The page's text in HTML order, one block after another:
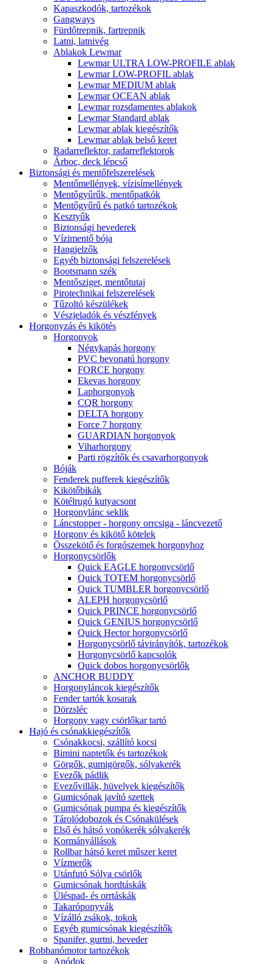
Kapaszkodók, tartozékok
Gangways
Fürdőtrepnik, fartrepnik
Latni, latnivég
Ablakok Lewmar
Lewmar ULTRA LOW-PROFILE ablak
Lewmar LOW-PROFIL ablak
Lewmar MEDIUM ablak
Lewmar OCEAN ablak
Lewmar rozsdamentes ablakok
Lewmar Standard ablak
Lewmar ablak kiegészítők
Lewmar ablak belső keret
Radarreflektor, radarreflektorok
Árboc, deck lépcső
Biztonsági és mentőfelszerelések
Mentőmellények, vízisímellények
Mentőgyűrűk, mentőpatkók
Mentőgyűrű és patkó tartozékok
Kesztyűk
Biztonsági hevederek
Vízimentő bója
Hangjelzők
Egyéb biztonsági felszerelések
Bootsmann szék
Mentősziget, mentőtutaj
Pirotechnikai felszerelések
Tűzoltó készülékek
Vészjeladók és vészfények
Horgonyzás és kikötés
Horgonyok
Négykapás horgony
PVC bevonatú horgony
FORCE horgony
Ekevas horgony
Laphorgonyok
CQR horgony
DELTA horgony
Force 7 horgony
GUARDIAN horgonyok
Viharhorgony
Parti rögzítők és csavarhorgonyok
Bóják
Fenderek pufferek kiegészítők
Kikötőbikák
Kötélrugó kutyacsont
Horgonylánc seklik
Láncstopper - horgony orrcsiga - láncvezető
Horgony és kikötő kötelek
Összekötő és forgószemek horgonyhoz
Horgonycsörlők
Quick EAGLE horgonycsörlő
Quick TOTEM horgonycsörlő
Quick TUMBLER horgonycsörlő
ALEPH horgonycsörlő
Quick PRINCE horgonycsörlő
Quick GENIUS horgonycsörlő
Quick Hector horgonycsörlő
Horgonycsörlő távirányítók, tartozékok
Horgonycsörlő kapcsolók
Quick dobos horgonycsörlők
ANCHOR BUDDY
Horgonyláncok kiegészítők
Fender tartók kosarak
Dörzsléc
Horgony vagy csörlőkar tartó
Hajó és csónakkiegészítők
Csónakkocsi, szállító kocsi
Bimini naptetők és tartozékok
Görgők, gumigörgők, sólyakerék
Evezők pádlik
Evezővillák, hüvelyek kiegészítők
Gumicsónak javító szettek
Gumicsónak pumpa és kiegészítők
Tárolódobozok és Csónakülések
Első és hátsó vonókerék sólyakerék
Kormányállások
Rollbar hátsó keret műszer keret
Vízmerők
Utánfutó Sólya csörlők
Gumicsónak hordtáskák
Üléspad- és orrtáskák
Takaróponyvák
Vízálló zsákok, tokok
Egyéb gumicsónak kiegészítők
Spanifer, gurtni, heveder
Robbanómotor tartozékok
Anódok